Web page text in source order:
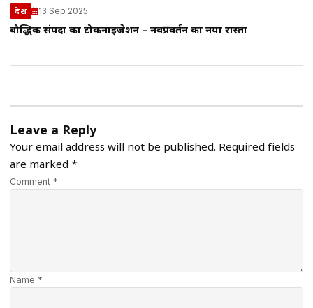
देश 13 Sep 2025
बौद्धिक संपदा का टोकनाइजेशन – नवप्रवर्तन का नया रास्ता
Leave a Reply
Your email address will not be published. Required fields
are marked *
Comment *
Name *